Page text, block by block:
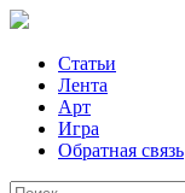
Статьи
Лента
Арт
Игра
Обратная связь